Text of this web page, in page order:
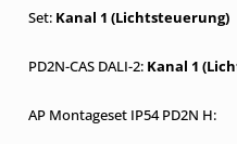
Kanal 1 (Lichtsteuerung)
Kanal 1